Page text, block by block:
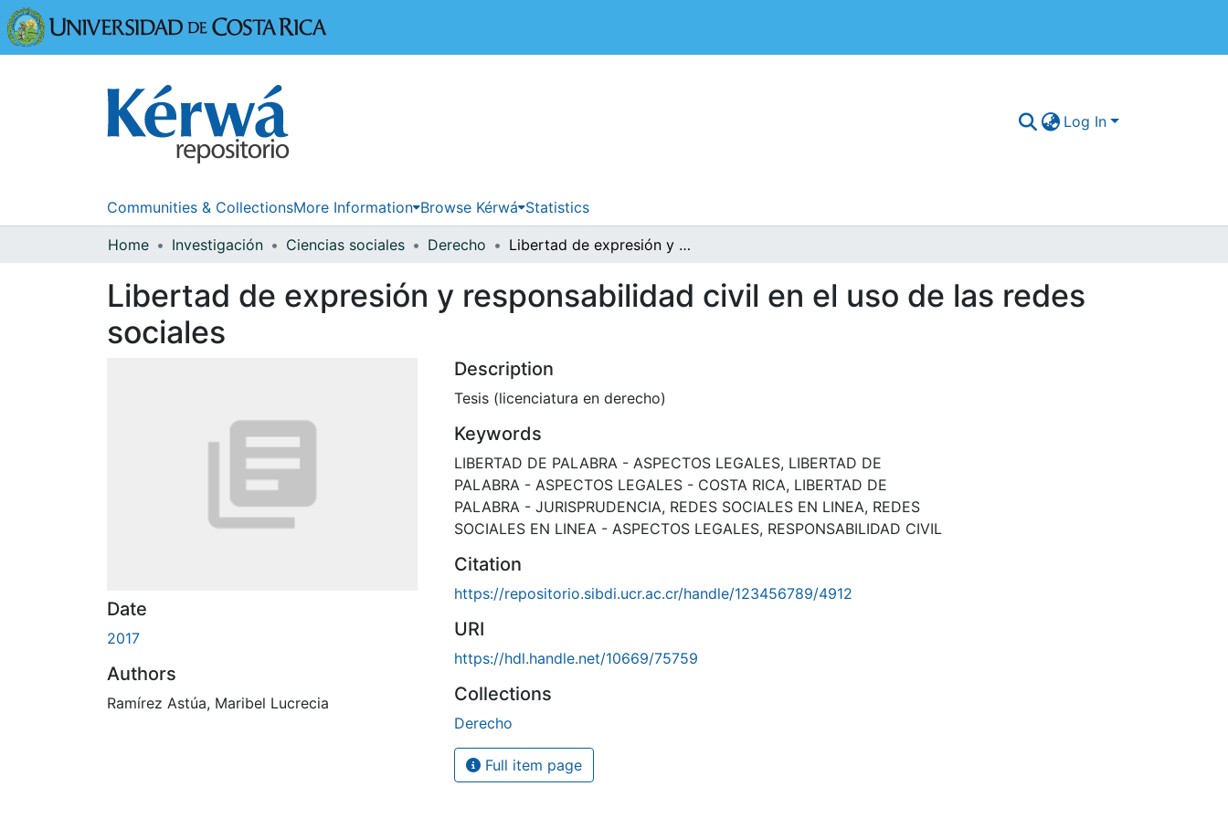
Log In
Communities & CollectionsMore Information Browse Kérwá Statistics
Home Investigación Ciencias sociales Derecho Libertad de expresión y responsabilidad civil en el uso de las redes sociales
Libertad de expresión y responsabilidad civil en el uso de las redes
sociales
Date
2017
Authors
Ramírez Astúa, Maribel Lucrecia
Description
Tesis (licenciatura en derecho)
Keywords
LIBERTAD DE PALABRA - ASPECTOS LEGALES, LIBERTAD DE
PALABRA - ASPECTOS LEGALES - COSTA RICA, LIBERTAD DE
PALABRA - JURISPRUDENCIA, REDES SOCIALES EN LINEA, REDES
SOCIALES EN LINEA - ASPECTOS LEGALES, RESPONSABILIDAD CIVIL
Citation
https://repositorio.sibdi.ucr.ac.cr/handle/123456789/4912
URI
https://hdl.handle.net/10669/75759
Collections
Derecho
Full item page